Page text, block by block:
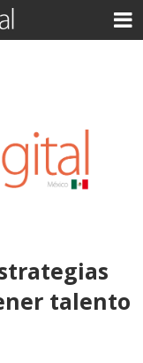
talento